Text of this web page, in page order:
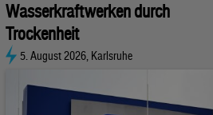
Wasserkraftwerken durch
Trockenheit
5. August 2026, Karlsruhe